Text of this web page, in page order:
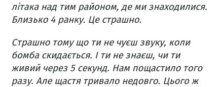
літака над тим районом, де ми знаходилися.
Близько 4 ранку. Це страшно.
Страшно тому що ти не чуєш звуку, коли
бомба скидається. І ти не знаєш, чи ти
живий через 5 секунд. Нам пощастило того
разу. Але щастя тривало недовго. Цього ж